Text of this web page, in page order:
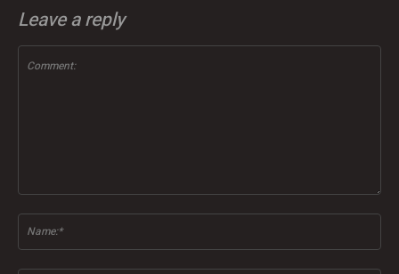
Leave a reply